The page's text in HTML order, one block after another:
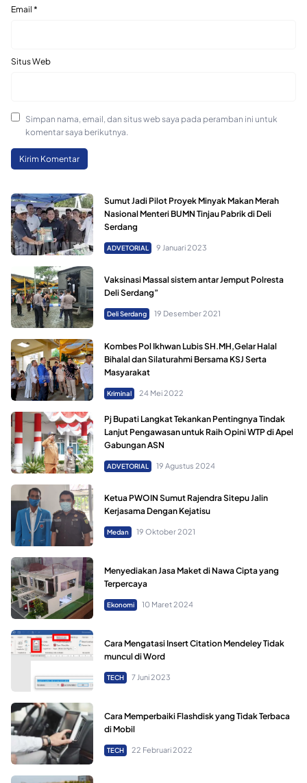
Email *
Situs Web
Simpan nama, email, dan situs web saya pada peramban ini untuk
komentar saya berikutnya.
Sumut Jadi Pilot Proyek Minyak Makan Merah
Nasional Menteri BUMN Tinjau Pabrik di Deli
Serdang
ADVETORIAL 9 Januari 2023
Vaksinasi Massal sistem antar Jemput Polresta
Deli Serdang”
Deli Serdang 19 Desember 2021
Kombes Pol Ikhwan Lubis SH.MH,Gelar Halal
Bihalal dan Silaturahmi Bersama KSJ Serta
Masyarakat
Kriminal 24 Mei 2022
Pj Bupati Langkat Tekankan Pentingnya Tindak
Lanjut Pengawasan untuk Raih Opini WTP di Apel
Gabungan ASN
ADVETORIAL 19 Agustus 2024
Ketua PWOIN Sumut Rajendra Sitepu Jalin
Kerjasama Dengan Kejatisu
Medan 19 Oktober 2021
Menyediakan Jasa Maket di Nawa Cipta yang
Terpercaya
Ekonomi 10 Maret 2024
Cara Mengatasi Insert Citation Mendeley Tidak
muncul di Word
TECH 7 Juni 2023
Cara Memperbaiki Flashdisk yang Tidak Terbaca
di Mobil
TECH 22 Februari 2022